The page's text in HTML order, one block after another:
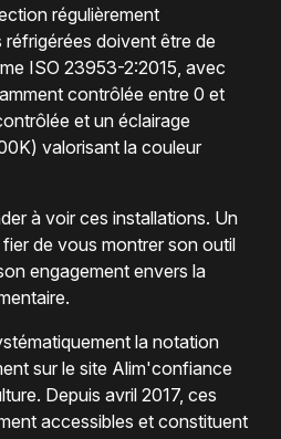
régulièrement
doivent être de
ISO 23953-2:2015, avec
contrôlée entre 0 et
et un éclairage
valorisant la couleur
à voir ces installations. Un
de vous montrer son outil
engagement envers la
la notation
sur le site Alim'confiance
Depuis avril 2017, ces
accessibles et constituent